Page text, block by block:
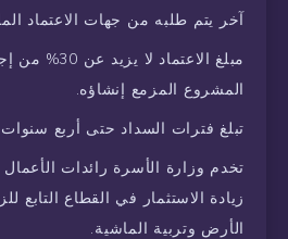
آخر يتم طلبه من جهات الاعتماد
مبلغ الاعتماد لا
المشروع المزمع إنشاؤه.
تبلغ فترات السداد حتى أربع
تخدم وزارة الأسرة رائدات الأعمال
زيادة الاستثمار في القطاع التابع
الأرض وتربية الماشية.